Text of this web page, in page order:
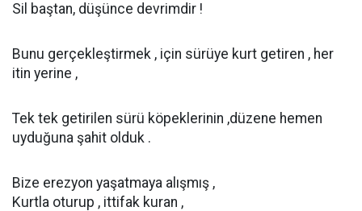
Sil baştan, düşünce devrimdir !
Bunu gerçekleştirmek , için sürüye kurt getiren , her
itin yerine ,
Tek tek getirilen sürü köpeklerinin ,düzene hemen
uyduğuna şahit olduk .
Bize erezyon yaşatmaya alışmış ,
Kurtla oturup , ittifak kuran ,